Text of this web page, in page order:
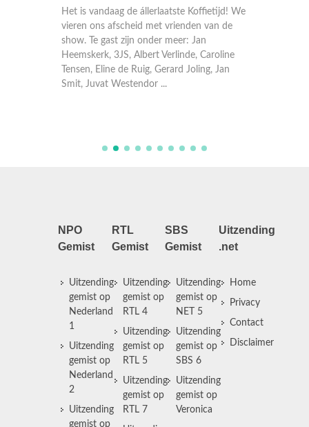
Het is vandaag de állerlaatste Koffietijd! We
vieren ons afscheid met vrienden van de
show. Te gast zijn onder meer: Jan
Heemskerk, 3JS, Albert Verlinde, Caroline
Tensen, Eline de Ruig, Gerard Joling, Jan
Smit, Juvat Westendor ...
NPO
Gemist
Uitzending
gemist op
Nederland
1
Uitzending
gemist op
Nederland
2
Uitzending
gemist op
RTL
Gemist
Uitzending
gemist op
RTL 4
Uitzending
gemist op
RTL 5
Uitzending
gemist op
RTL 7
SBS
Gemist
Uitzending
gemist op
NET 5
Uitzending
gemist op
SBS 6
Uitzending
gemist op
Veronica
Uitzending
.net
Home
Privacy
Contact
Disclaimer